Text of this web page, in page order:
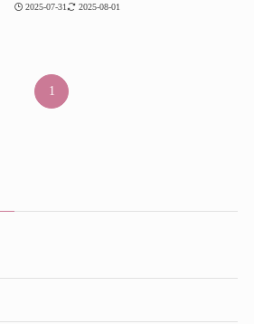
2025-07-31 2025-08-01
1